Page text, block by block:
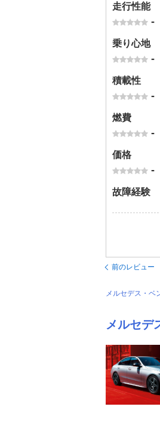
走行性能
-
乗り心地
-
積載性
-
燃費
-
価格
-
故障経験
前のレビュー
メルセデス・ベ
メルセデ